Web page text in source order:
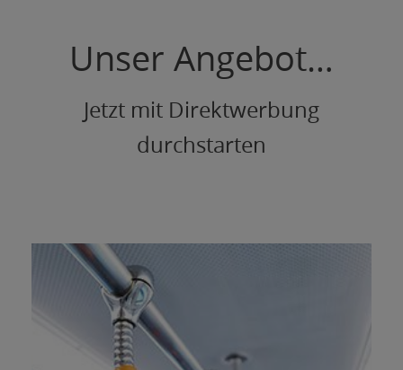
Unser Angebot…
Jetzt mit Direktwerbung
durchstarten